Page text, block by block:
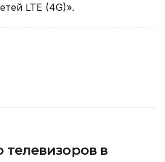
LTE (4G)».
телевизоров в